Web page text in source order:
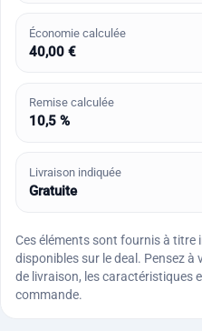
Économie calculée
40,00 €
Remise calculée
10,5 %
Livraison indiquée
Gratuite
Ces éléments sont fournis à
disponibles sur le deal. Pensez
de livraison, les caractéristiques
commande.